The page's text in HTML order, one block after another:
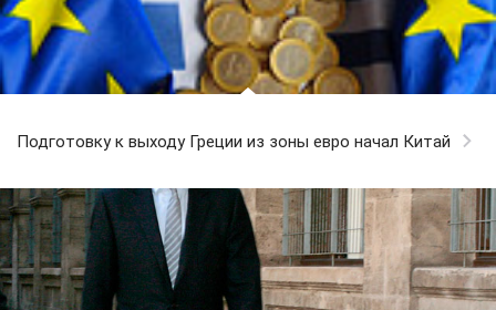
Подготовку к выходу Греции из зоны евро начал Китай